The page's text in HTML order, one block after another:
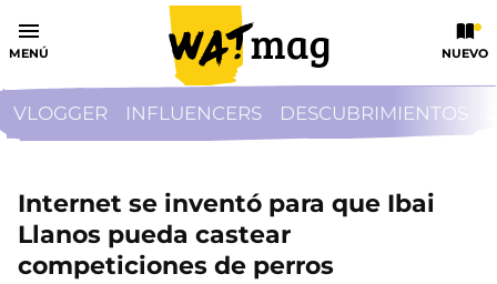
MENÚ NUEVO
VLOGGER INFLUENCERS DESCUBRIMIENTOS
Internet se inventó para que Ibai
Llanos pueda castear
competiciones de perros